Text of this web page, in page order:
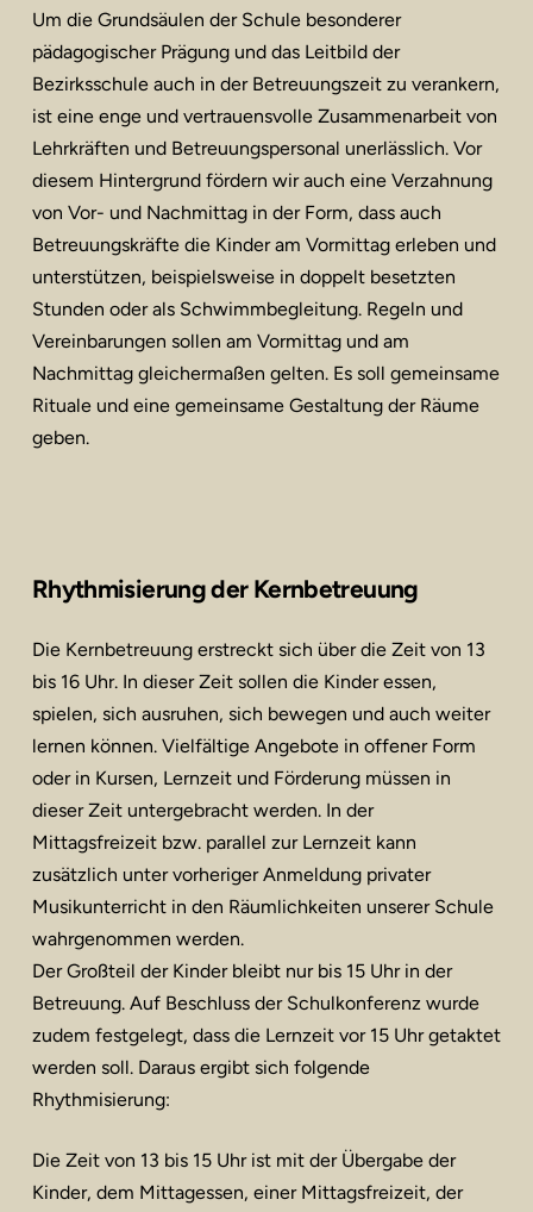
Um die Grundsäulen der Schule besonderer
pädagogischer Prägung und das Leitbild der
Bezirksschule auch in der Betreuungszeit zu verankern,
ist eine enge und vertrauensvolle Zusammenarbeit von
Lehrkräften und Betreuungspersonal unerlässlich. Vor
diesem Hintergrund fördern wir auch eine Verzahnung
von Vor- und Nachmittag in der Form, dass auch
Betreuungskräfte die Kinder am Vormittag erleben und
unterstützen, beispielsweise in doppelt besetzten
Stunden oder als Schwimmbegleitung. Regeln und
Vereinbarungen sollen am Vormittag und am
Nachmittag gleichermaßen gelten. Es soll gemeinsame
Rituale und eine gemeinsame Gestaltung der Räume
geben.
Rhythmisierung der Kernbetreuung
Die Kernbetreuung erstreckt sich über die Zeit von 13
bis 16 Uhr. In dieser Zeit sollen die Kinder essen,
spielen, sich ausruhen, sich bewegen und auch weiter
lernen können. Vielfältige Angebote in offener Form
oder in Kursen, Lernzeit und Förderung müssen in
dieser Zeit untergebracht werden. In der
Mittagsfreizeit bzw. parallel zur Lernzeit kann
zusätzlich unter vorheriger Anmeldung privater
Musikunterricht in den Räumlichkeiten unserer Schule
wahrgenommen werden.
Der Großteil der Kinder bleibt nur bis 15 Uhr in der
Betreuung. Auf Beschluss der Schulkonferenz wurde
zudem festgelegt, dass die Lernzeit vor 15 Uhr getaktet
werden soll. Daraus ergibt sich folgende
Rhythmisierung:
Die Zeit von 13 bis 15 Uhr ist mit der Übergabe der
Kinder, dem Mittagessen, einer Mittagsfreizeit, der